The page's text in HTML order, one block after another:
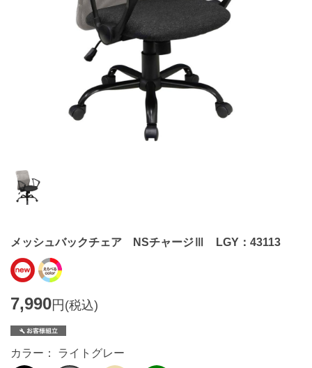
メッシュバックチェア NSチャージⅢ LGY：43113
7,990円(税込)
カラー： ライトグレー